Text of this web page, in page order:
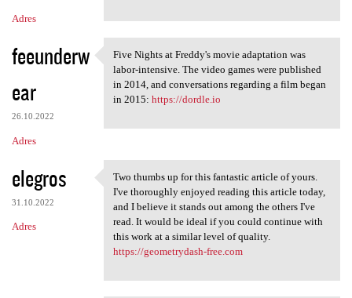
Adres
feeunderw
ear
26.10.2022
Adres
Five Nights at Freddy's movie
Five Nights at Freddy's movie adaptation was
labor-intensive. The video games were published
in 2014, and conversations regarding a film began
in 2015: https://dordle.io
elegros
31.10.2022
Adres
Two thumbs up for this
Two thumbs up for this fantastic article of yours.
I've thoroughly enjoyed reading this article today,
and I believe it stands out among the others I've
read. It would be ideal if you could continue with
this work at a similar level of quality.
https://geometrydash-free.com